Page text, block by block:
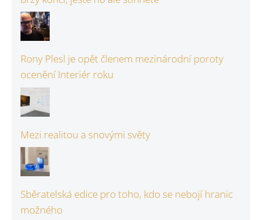
Rony Plesl je opět členem mezinárodní poroty
ocenění Interiér roku
Mezi realitou a snovými světy
Sběratelská edice pro toho, kdo se nebojí hranic
možného